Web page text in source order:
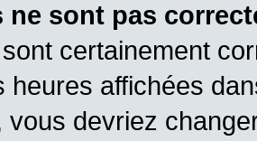
ne sont pas
certainement
heures affichées
vous devriez